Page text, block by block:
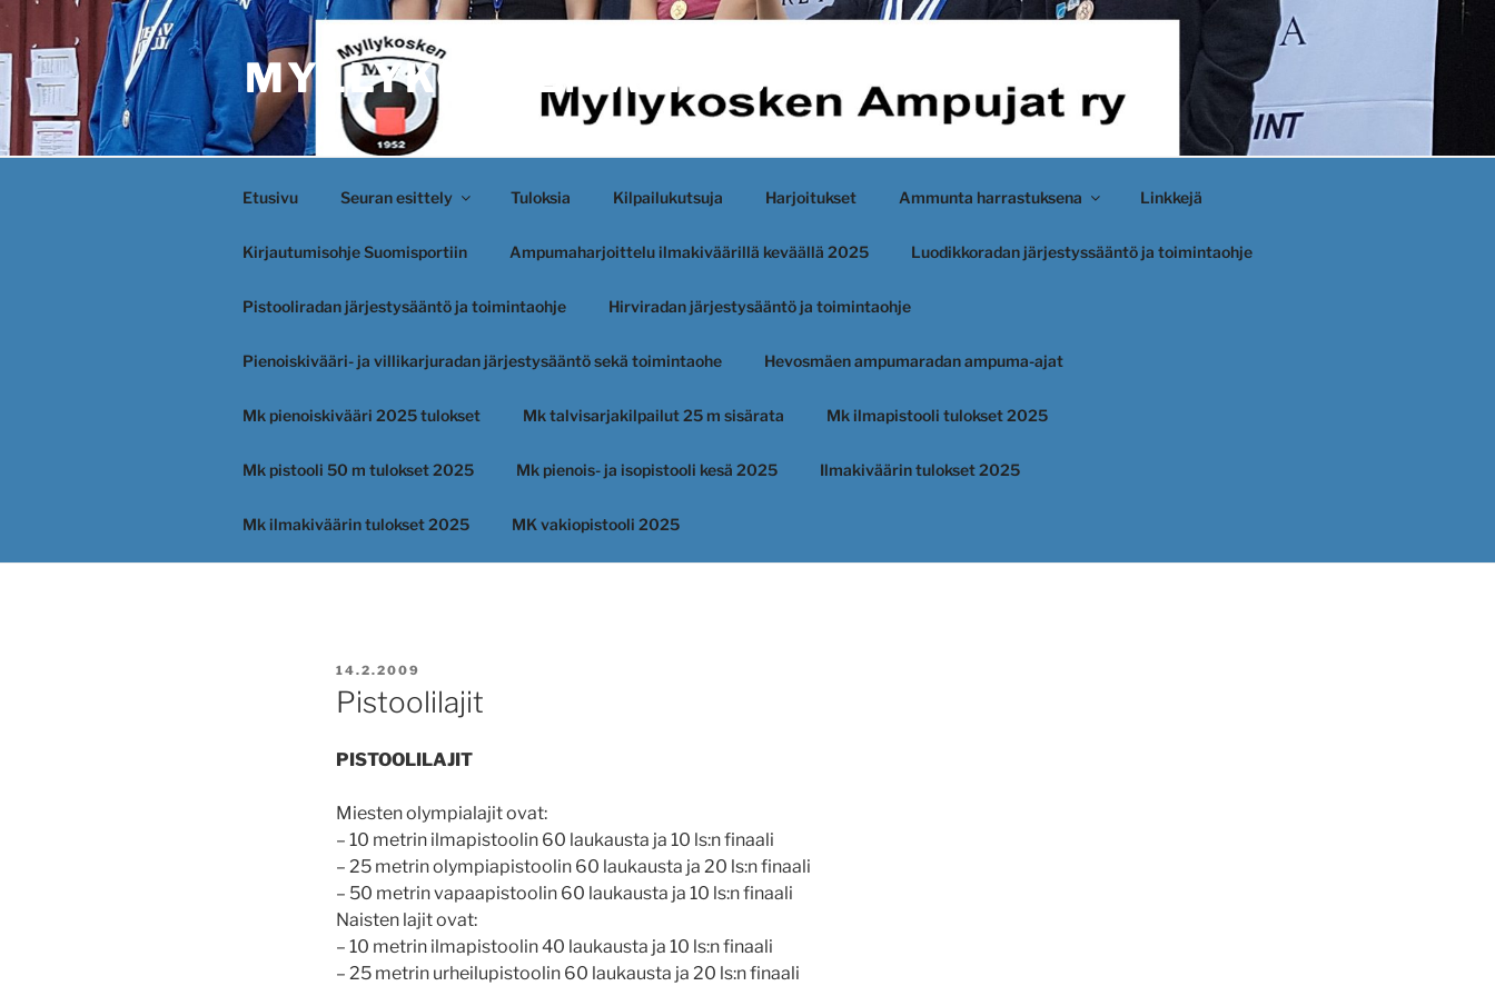
Siirry
sisältöön
MYLLYKOSKEN AMPUJAT
Etusivu Seuran esittely Tuloksia Kilpailukutsuja Harjoitukset Ammunta harrastuksena Linkkejä
Kirjautumisohje Suomisportiin Ampumaharjoittelu ilmakiväärillä keväällä 2025 Luodikkoradan järjestyssääntö ja toimintaohje
Pistooliradan järjestysääntö ja toimintaohje Hirviradan järjestysääntö ja toimintaohje
Pienoiskivääri- ja villikarjuradan järjestysääntö sekä toimintaohe Hevosmäen ampumaradan ampuma-ajat
Mk pienoiskivääri 2025 tulokset Mk talvisarjakilpailut 25 m sisärata Mk ilmapistooli tulokset 2025
Mk pistooli 50 m tulokset 2025 Mk pienois- ja isopistooli kesä 2025 Ilmakiväärin tulokset 2025
Mk ilmakiväärin tulokset 2025 MK vakiopistooli 2025
JULKAISTU
14.2.2009
Pistoolilajit
PISTOOLILAJIT
Miesten olympialajit ovat:
– 10 metrin ilmapistoolin 60 laukausta ja 10 ls:n finaali
– 25 metrin olympiapistoolin 60 laukausta ja 20 ls:n finaali
– 50 metrin vapaapistoolin 60 laukausta ja 10 ls:n finaali
Naisten lajit ovat:
– 10 metrin ilmapistoolin 40 laukausta ja 10 ls:n finaali
– 25 metrin urheilupistoolin 60 laukausta ja 20 ls:n finaali